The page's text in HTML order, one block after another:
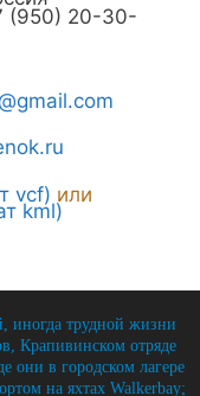
(950) 20-30-
vcf) или
kml)
иногда трудной жизни
Крапивинском отряде
они в городском лагере
на яхтах Walkerbay;